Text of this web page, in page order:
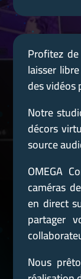
Profitez
laisser
des vidéos
Notre
décors
source
OMEGA
caméras
en direct
partager
Nous